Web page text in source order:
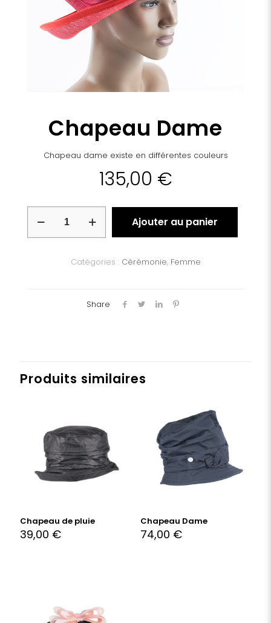
Chapeau Dame
Chapeau dame existe en différentes couleurs
135,00 €
Chapeau
Ajouter au panier
Catégories : Cérémonie, Femme
Share
Produits similaires
Chapeau de pluie
39,00 €
Chapeau Dame
74,00 €